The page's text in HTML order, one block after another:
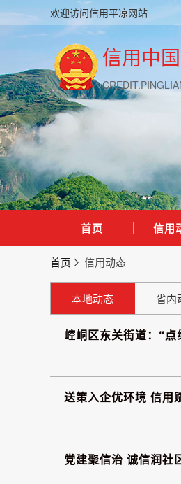
欢迎访问信用平凉网站
信用中
首页 信用
首页 信用动态
本地动态 省内
崆峒区东关街道：“
送策入企优环境 信
党建聚信治 诚信润